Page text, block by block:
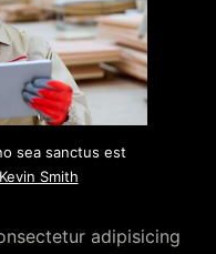
sea sanctus est
Kevin Smith
adipisicing